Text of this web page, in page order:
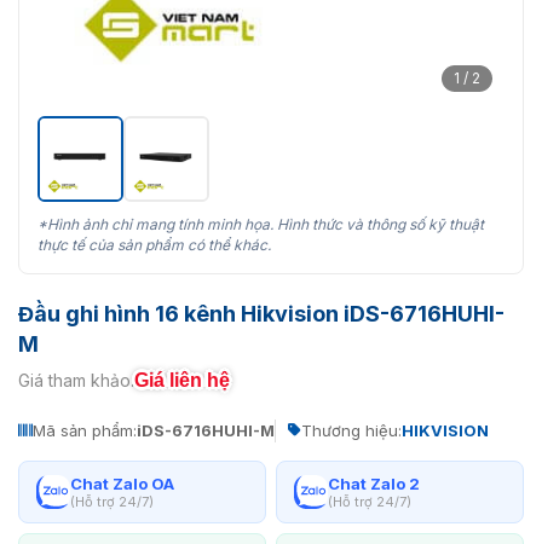
1 / 2
*Hình ảnh chỉ mang tính minh họa. Hình thức và thông số kỹ thuật
thực tế của sản phẩm có thể khác.
Đầu ghi hình 16 kênh Hikvision iDS-6716HUHI-
M
Giá tham khảo:Giá liên hệ
Mã sản phẩm:iDS-6716HUHI-M Thương hiệu:HIKVISION
Chat Zalo OA
(Hỗ trợ 24/7)
Chat Zalo 2
(Hỗ trợ 24/7)